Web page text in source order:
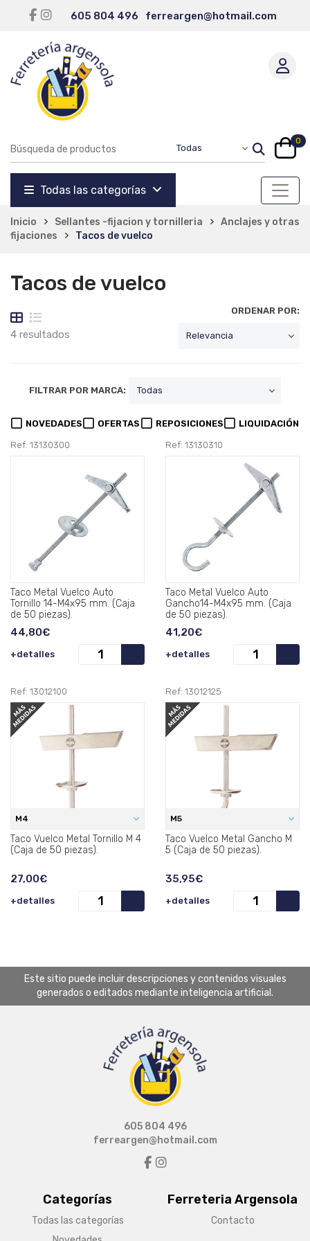
605 804 496 ferreargen@hotmail.com
0
Todas las categorías
Inicio Sellantes -fijacion y tornilleria
Anclajes y otras
fijaciones
Tacos de vuelco
Tacos de vuelco
4 resultados
ORDENAR POR:
FILTRAR POR MARCA:
NOVEDADES OFERTAS REPOSICIONES LIQUIDACIÓN
Ref: 13130300
Taco Metal Vuelco Auto
Tornillo 14-M4x95 mm. (Caja
de 50 piezas).
44,80€
+detalles
Ref: 13130310
Taco Metal Vuelco Auto
Gancho14-M4x95 mm. (Caja
de 50 piezas).
41,20€
+detalles
Ref: 13012100
M4
Taco Vuelco Metal Tornillo M 4
(Caja de 50 piezas).
27,00€
+detalles
Ref: 13012125
M5
Taco Vuelco Metal Gancho M
5 (Caja de 50 piezas).
35,95€
+detalles
Este sitio puede incluir descripciones y contenidos visuales
generados o editados mediante inteligencia artificial.
Categorías
Todas las categorías
Ferreteria Argensola
Contacto
605 804 496
ferreargen@hotmail.com